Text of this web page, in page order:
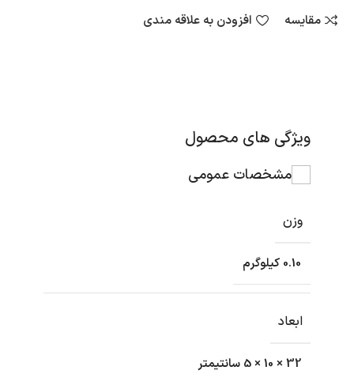
مقایسه افزودن به علاقه مندی
ویژگی های محصول
مشخصات عمومی
وزن
0.10 کیلوگرم
ابعاد
32 × 10 × 5 سانتیمتر